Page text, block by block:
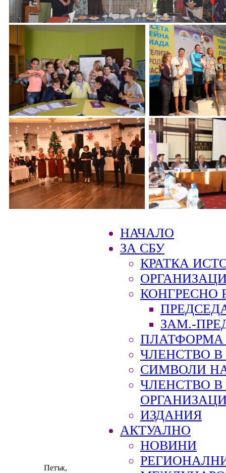
Петък,
НАЧАЛО
ЗА СБУ
КРАТКА
КОНГРЕСНО
ЗАМ.-
ПЛАТФОРМА
ЧЛЕНСТВО В
СИМВОЛИ
ЧЛЕНСТВО
ИЗДАНИЯ
АКТУАЛНО
НОВИНИ